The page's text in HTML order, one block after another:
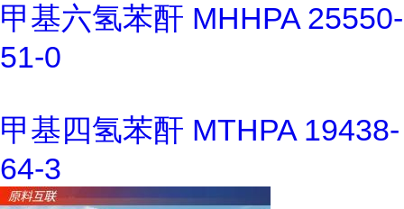
甲基六氢苯酐 MHHPA 25550-
51-0
甲基四氢苯酐 MTHPA 19438-
64-3